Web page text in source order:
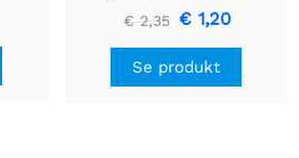
€ 2,35 € 1,20
Se produkt